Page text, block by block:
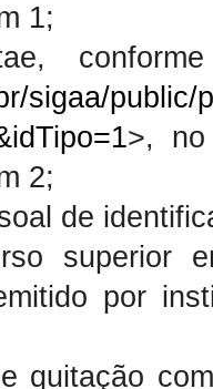
1;
sigaa/public/
>, no
2;
de
superior
por
quitação